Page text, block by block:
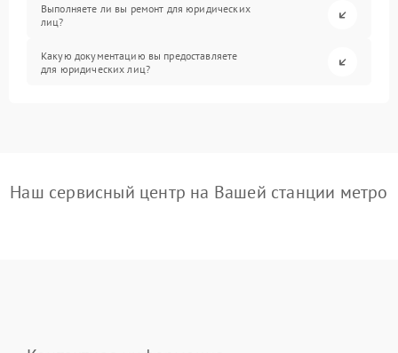
Выполняете ли вы ремонт для юридических
лиц?
Какую документацию вы предоставляете
для юридических лиц?
Наш сервисный центр на Вашей станции метро